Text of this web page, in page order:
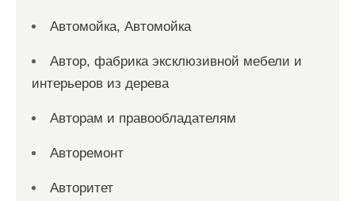
Автомойка, Автомойка
Автор, фабрика эксклюзивной мебели и
интерьеров из дерева
Авторам и правообладателям
Авторемонт
Авторитет